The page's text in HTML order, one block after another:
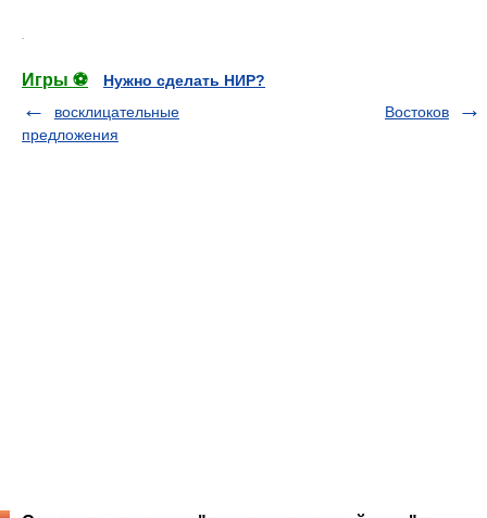
Игры ⚽
Нужно сделать НИР?
восклицательные
предложения
Востоков